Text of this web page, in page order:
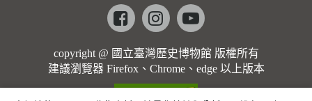
Facebookinstagramyoutube
copyright @ 國立臺灣歷史博物館 版權所有
建議瀏覽器 Firefox、Chrome、edge 以上版本